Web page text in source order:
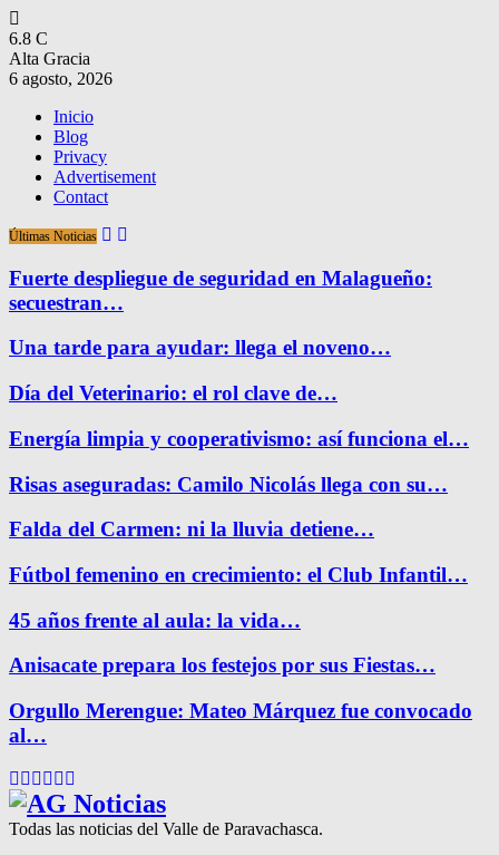
6.8 C
Alta Gracia
6 agosto, 2026
Inicio
Blog
Privacy
Advertisement
Contact
Últimas Noticias
Fuerte despliegue de seguridad en Malagueño:
secuestran…
Una tarde para ayudar: llega el noveno…
Día del Veterinario: el rol clave de…
Energía limpia y cooperativismo: así funciona el…
Risas aseguradas: Camilo Nicolás llega con su…
Falda del Carmen: ni la lluvia detiene…
Fútbol femenino en crecimiento: el Club Infantil…
45 años frente al aula: la vida…
Anisacate prepara los festejos por sus Fiestas…
Orgullo Merengue: Mateo Márquez fue convocado
al…
Facebook
Twitter
Instagram
Pinterest
Google
Todas las noticias del Valle de Paravachasca.